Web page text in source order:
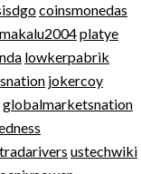
coinsmonedas
makalu2004platye
lowkerpabrik
jokercoy
globalmarketsnation
ustechwiki